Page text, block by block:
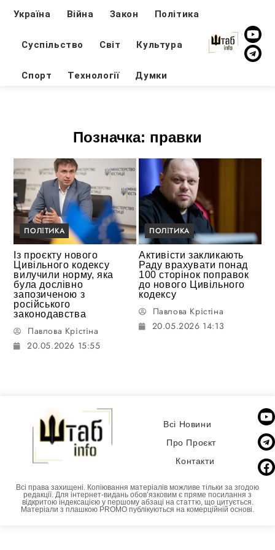
Україна Війна Закон Політика
Суспільство Світ Культура
Спорт Технології Думки
Позначка: правки
ПОЛІТИКА
Із проєкту нового
Цивільного кодексу
вилучили норму, яка
була дослівно
запозиченою з
російського
законодавства
Павлова Крістіна
20.05.2026 15:55
ПОЛІТИКА
Активісти закликають
Раду врахувати понад
100 сторінок поправок
до нового Цивільного
кодексу
Павлова Крістіна
20.05.2026 14:13
Всі Новини
Про Проєкт
Контакти
Всі права захищені. Копіювання матеріалів можливе тільки за згодою
редакції. Для інтернет-видань обовʼязковим є пряме посилання з
відкритою індексацією у першому абзаці на статтю, що цитується.
Матеріали з плашкою PROMO публікуються на комерційній основі.